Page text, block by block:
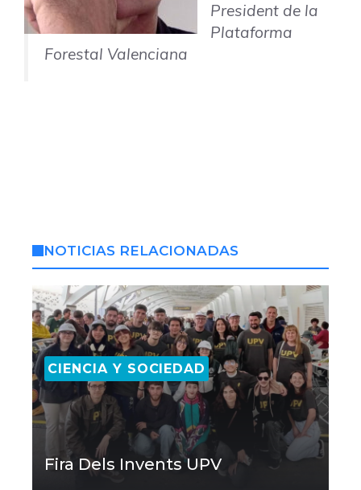
President de la
Plataforma
Forestal Valenciana
NOTICIAS RELACIONADAS
CIENCIA Y SOCIEDAD
Fira Dels Invents UPV